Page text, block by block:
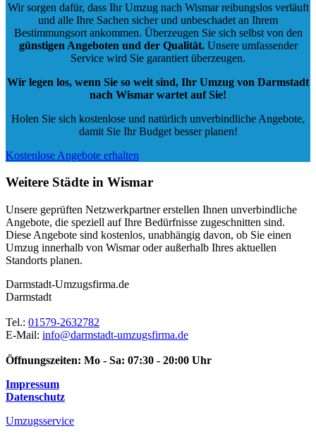
Wir sorgen dafür, dass Ihr Umzug nach Wismar reibungslos verläuft
und alle Ihre Sachen sicher und unbeschadet an Ihrem
Bestimmungsort ankommen. Überzeugen Sie sich selbst von den
günstigen Angeboten und der Qualität.Unsere umfassender
Service wird Sie garantiert überzeugen.
Wir legen los, wenn Sie so weit sind, Ihr Umzug von Darmstadt
nach Wismar wartet auf Sie!
Holen Sie sich kostenlose und natürlich unverbindliche Angebote,
damit Sie Ihr Budget besser planen!
Kostenlose Angebote erhalten
Weitere Städte in Wismar
Unsere geprüften Netzwerkpartner erstellen Ihnen unverbindliche
Angebote, die speziell auf Ihre Bedürfnisse zugeschnitten sind.
Diese Angebote sind kostenlos, unabhängig davon, ob Sie einen
Umzug innerhalb von Wismar oder außerhalb Ihres aktuellen
Standorts planen.
Darmstadt-Umzugsfirma.de
Darmstadt
Tel.: 01579-2632782
E-Mail: info@darmstadt-umzugsfirma.de
Öffnungszeiten: Mo - Sa: 07:30 - 20:00 Uhr
Impressum
Datenschutz
Umzugsservice